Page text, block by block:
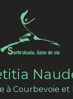
à Courbevoie et